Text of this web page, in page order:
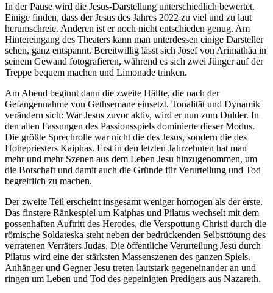
In der Pause wird die Jesus-Darstellung unterschiedlich bewertet.
Einige finden, dass der Jesus des Jahres 2022 zu viel und zu laut
herumschreie. Anderen ist er noch nicht entschieden genug. Am
Hintereingang des Theaters kann man unterdessen einige Darsteller
sehen, ganz entspannt. Bereitwillig lässt sich Josef von Arimathäa in
seinem Gewand fotografieren, während es sich zwei Jünger auf der
Treppe bequem machen und Limonade trinken.
Am Abend beginnt dann die zweite Hälfte, die nach der
Gefangennahme von Gethsemane einsetzt. Tonalität und Dynamik
verändern sich: War Jesus zuvor aktiv, wird er nun zum Dulder. In
den alten Fassungen des Passionsspiels dominierte dieser Modus.
Die größte Sprechrolle war nicht die des Jesus, sondern die des
Hohepriesters Kaiphas. Erst in den letzten Jahrzehnten hat man
mehr und mehr Szenen aus dem Leben Jesu hinzugenommen, um
die Botschaft und damit auch die Gründe für Verurteilung und Tod
begreiflich zu machen.
Der zweite Teil erscheint insgesamt weniger homogen als der erste.
Das finstere Ränkespiel um Kaiphas und Pilatus wechselt mit dem
possenhaften Auftritt des Herodes, die Verspottung Christi durch die
römische Soldateska steht neben der bedrückenden Selbsttötung des
verratenen Verräters Judas. Die öffentliche Verurteilung Jesu durch
Pilatus wird eine der stärksten Massenszenen des ganzen Spiels.
Anhänger und Gegner Jesu treten lautstark gegeneinander an und
ringen um Leben und Tod des gepeinigten Predigers aus Nazareth.